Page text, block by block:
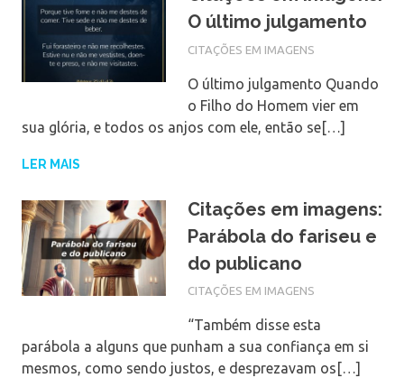
O último julgamento
CITAÇÕES EM IMAGENS
O último julgamento Quando
o Filho do Homem vier em
sua glória, e todos os anjos com ele, então se[…]
LER MAIS
Citações em imagens:
Parábola do fariseu e
do publicano
CITAÇÕES EM IMAGENS
“Também disse esta
parábola a alguns que punham a sua confiança em si
mesmos, como sendo justos, e desprezavam os[…]